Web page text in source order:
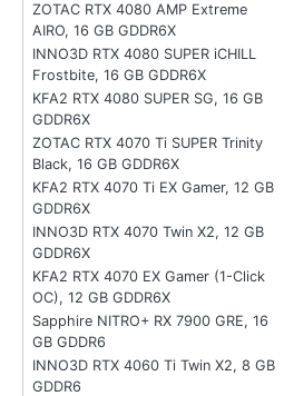
ZOTAC RTX 4080 AMP Extreme
AIRO, 16 GB GDDR6X
INNO3D RTX 4080 SUPER iCHILL
Frostbite, 16 GB GDDR6X
KFA2 RTX 4080 SUPER SG, 16 GB
GDDR6X
ZOTAC RTX 4070 Ti SUPER Trinity
Black, 16 GB GDDR6X
KFA2 RTX 4070 Ti EX Gamer, 12 GB
GDDR6X
INNO3D RTX 4070 Twin X2, 12 GB
GDDR6X
KFA2 RTX 4070 EX Gamer (1-Click
OC), 12 GB GDDR6X
Sapphire NITRO+ RX 7900 GRE, 16
GB GDDR6
INNO3D RTX 4060 Ti Twin X2, 8 GB
GDDR6